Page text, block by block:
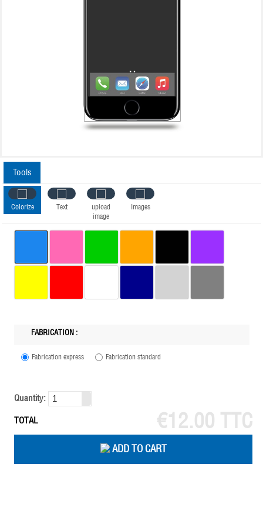
Tools
Colorize Text
upload
image
Images
FABRICATION :
Fabrication express Fabrication standard
Quantity:
TOTAL
€12.00 TTC
ADD TO CART